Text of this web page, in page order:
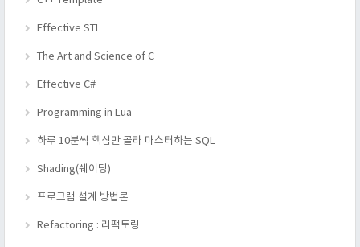
Effective STL
The Art and Science of C
Effective C#
Programming in Lua
하루 10분씩 핵심만 골라 마스터하는 SQL
Shading(쉐이딩)
프로그램 설계 방법론
Refactoring : 리팩토링